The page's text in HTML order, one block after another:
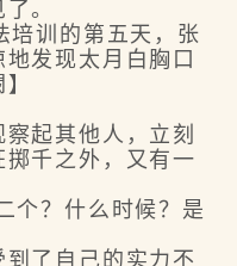
。
训的第五天，张
发现太月白胸口
起其他人，立刻
千之外，又有一
什么时候？是
了自己的实力不